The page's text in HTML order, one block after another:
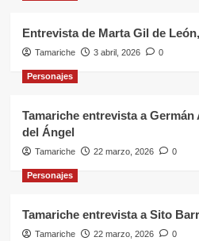
Entrevista de Marta Gil de
Tamariche 3 abril, 2026 0
Personajes
Tamariche entrevista a
del Ángel
Tamariche 22 marzo, 2026 0
Personajes
Tamariche entrevista a Sito
Tamariche 22 marzo, 2026 0